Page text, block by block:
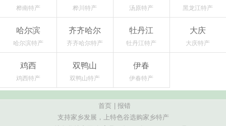
桦南特产 桦川特产 汤原特产 黑龙江特产
哈尔滨
哈尔滨特产
齐齐哈尔
齐齐哈尔特产
牡丹江
牡丹江特产
大庆
大庆特产
鸡西
鸡西特产
双鸭山
双鸭山特产
伊春
伊春特产
首页
报错
支持家乡发展，上特色谷选购家乡特产